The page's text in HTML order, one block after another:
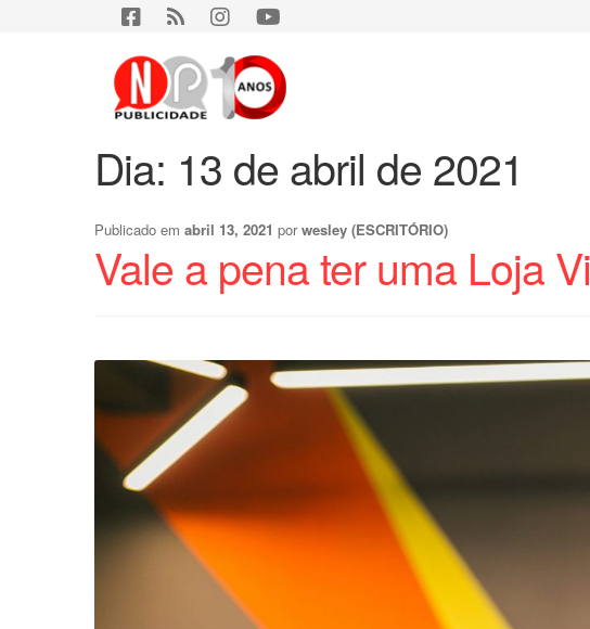
Dia: 13 de abril de 2021
Publicado em abril 13, 2021 porwesley (ESCRITÓRIO)
Vale a pena ter uma Loja